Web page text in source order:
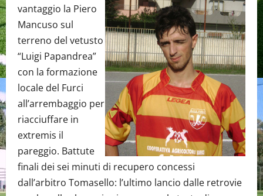
vantaggio la Piero
Mancuso sul
terreno del vetusto
“Luigi Papandrea”
con la formazione
locale del Furci
all’arrembaggio per
riacciuffare in
extremis il
pareggio. Battute
finali dei sei minuti di recupero concessi
dall’arbitro Tomasello: l’ultimo lancio dalle retrovie